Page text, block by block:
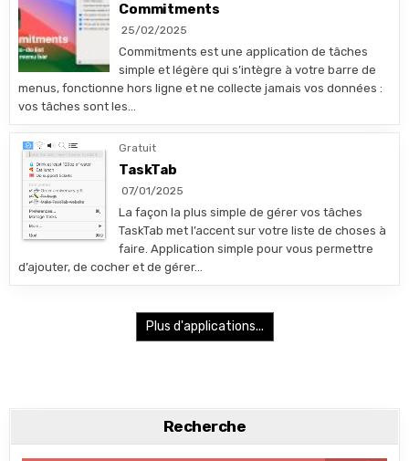
Commitments
25/02/2025
Commitments est une application de tâches
simple et légère qui s’intègre à votre barre de
menus, fonctionne hors ligne et ne collecte jamais vos données :
vos tâches sont les…
Gratuit
TaskTab
07/01/2025
La façon la plus simple de gérer vos tâches
TaskTab met l’accent sur votre liste de choses à
faire. Application simple pour vous permettre
d’ajouter, de cocher et de gérer…
Plus d'applications...
Recherche